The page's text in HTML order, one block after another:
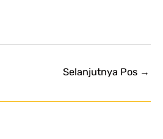
Selanjutnya Pos →